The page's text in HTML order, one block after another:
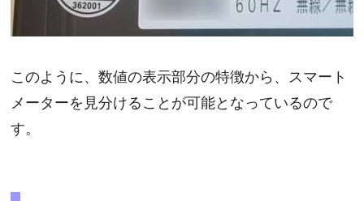
このように、数値の表示部分の特徴から、スマート
メーターを見分けることが可能となっているので
す。